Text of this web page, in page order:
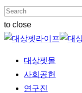
Skip
to
main
to close
Close
Menu 대상펫몰
사회공헌
연구진